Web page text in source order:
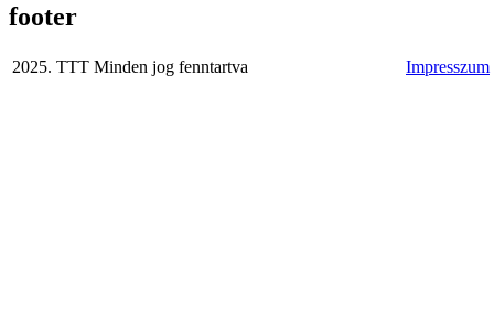
footer
2025. TTT Minden jog fenntartva Impresszum